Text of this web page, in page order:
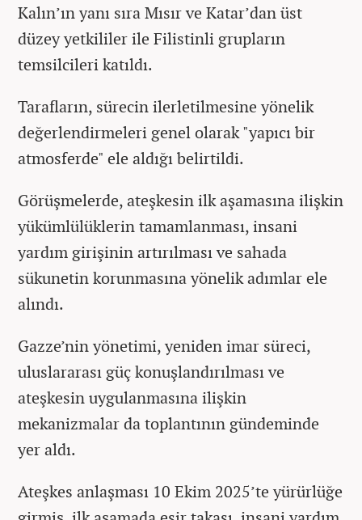
Kalın’ın yanı sıra Mısır ve Katar’dan üst
düzey yetkililer ile Filistinli grupların
temsilcileri katıldı.
Tarafların, sürecin ilerletilmesine yönelik
değerlendirmeleri genel olarak "yapıcı bir
atmosferde" ele aldığı belirtildi.
Görüşmelerde, ateşkesin ilk aşamasına ilişkin
yükümlülüklerin tamamlanması, insani
yardım girişinin artırılması ve sahada
sükunetin korunmasına yönelik adımlar ele
alındı.
Gazze’nin yönetimi, yeniden imar süreci,
uluslararası güç konuşlandırılması ve
ateşkesin uygulanmasına ilişkin
mekanizmalar da toplantının gündeminde
yer aldı.
Ateşkes anlaşması 10 Ekim 2025’te yürürlüğe